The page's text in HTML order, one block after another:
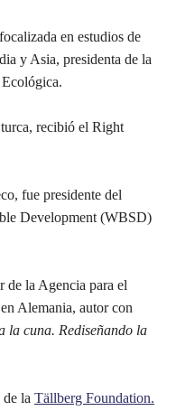
en estudios de
y Asia, presidenta de la
recibió el Right
fue presidente del
Development (WBSD)
de la Agencia para el
Alemania, autor con
la cuna. Rediseñando la
la Tällberg Foundation.